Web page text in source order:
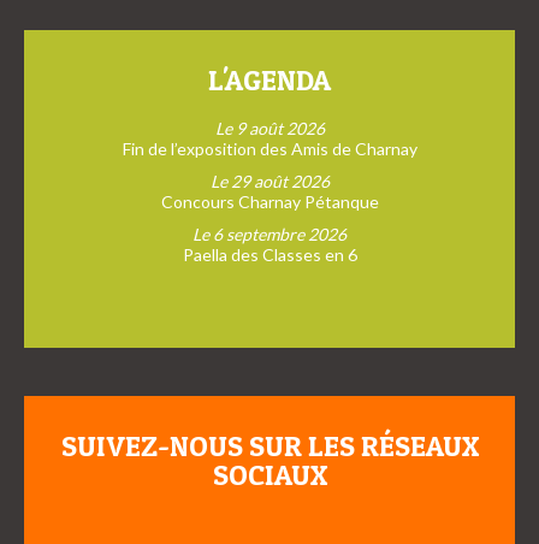
L'AGENDA
Le 9 août 2026
Fin de l’exposition des Amis de Charnay
Le 29 août 2026
Concours Charnay Pétanque
Le 6 septembre 2026
Paella des Classes en 6
SUIVEZ-NOUS SUR LES RÉSEAUX
SOCIAUX